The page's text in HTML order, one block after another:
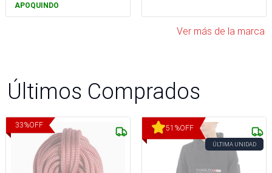
APOQUINDO
Ver más de la marca
Últimos Comprados
33%OFF 51 %OFF
ÚLTIMA UNIDAD